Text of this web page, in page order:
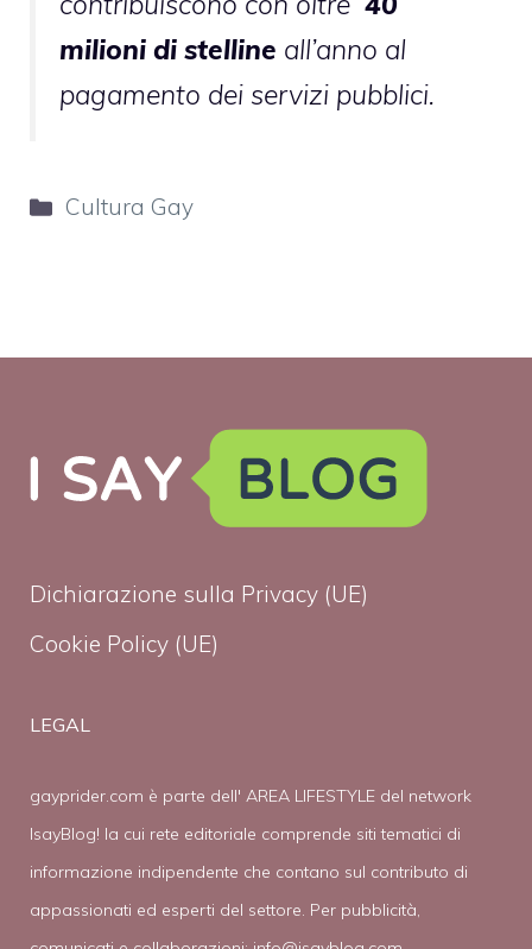
milioni di stelline all’anno al
pagamento dei servizi pubblici.
Categorie
Cultura Gay
Dichiarazione sulla Privacy (UE)
Cookie Policy (UE)
LEGAL
gayprider.com è parte dell' AREA LIFESTYLE del network
IsayBlog! la cui rete editoriale comprende siti tematici di
informazione indipendente che contano sul contributo di
appassionati ed esperti del settore. Per pubblicità,